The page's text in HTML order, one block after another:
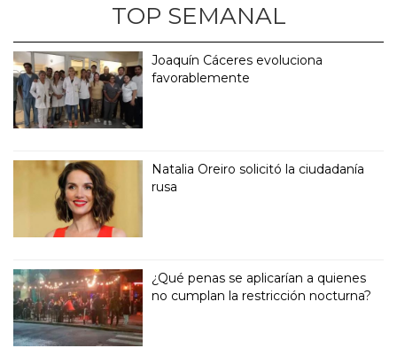
TOP SEMANAL
Joaquín Cáceres evoluciona
favorablemente
Natalia Oreiro solicitó la ciudadanía
rusa
¿Qué penas se aplicarían a quienes
no cumplan la restricción nocturna?